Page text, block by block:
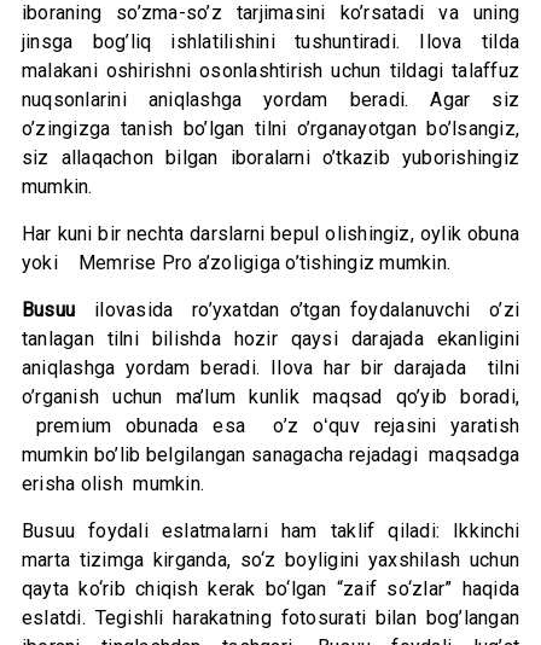
iboraning so’zma-so’z tarjimasini ko’rsatadi va uning
jinsga bog’liq ishlatilishini tushuntiradi. Ilova tilda
malakani oshirishni osonlashtirish uchun tildagi talaffuz
nuqsonlarini aniqlashga yordam beradi. Agar siz
o’zingizga tanish bo’lgan tilni o’rganayotgan bo’lsangiz,
siz allaqachon bilgan iboralarni o’tkazib yuborishingiz
mumkin.
Har kuni bir nechta darslarni bepul olishingiz, oylik obuna
yoki Memrise Pro a’zoligiga o’tishingiz mumkin.
Busuu ilovasida ro’yxatdan o’tgan foydalanuvchi o’zi
tanlagan tilni bilishda hozir qaysi darajada ekanligini
aniqlashga yordam beradi. Ilova har bir darajada tilni
o’rganish uchun ma’lum kunlik maqsad qo’yib boradi,
premium obunada esa o’z oʻquv rejasini yaratish
mumkin bo’lib belgilangan sanagacha rejadagi maqsadga
erisha olish mumkin.
Busuu foydali eslatmalarni ham taklif qiladi: Ikkinchi
marta tizimga kirganda, so‘z boyligini yaxshilash uchun
qayta ko‘rib chiqish kerak bo‘lgan “zaif so‘zlar” haqida
eslatdi. Tegishli harakatning fotosurati bilan bog’langan